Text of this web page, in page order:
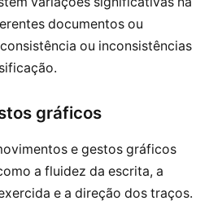
documentos ou
ou inconsistências
gráficos
e gestos gráficos
a fluidez da escrita, a
e a direção dos traços.